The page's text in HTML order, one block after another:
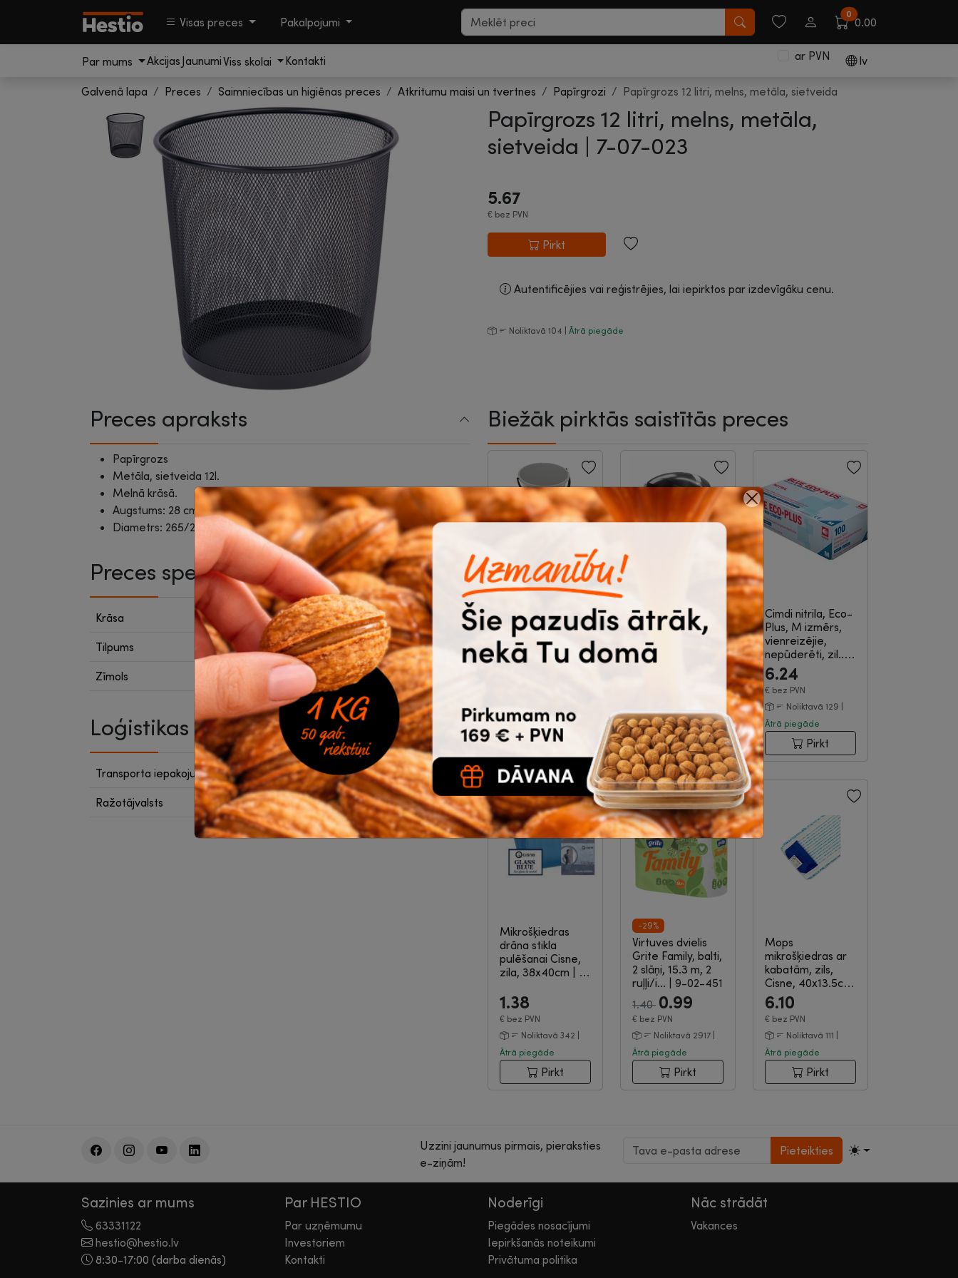
Visas preces Pakalpojumi
0
0.00
Par mums Akcijas JaunumiViss skolai Kontakti ar PVN lv
Galvenā lapa Preces Saimniecības un higiēnas preces Atkritumu maisi un tvertnes Papīrgrozi Papīrgrozs 12 litri, melns, metāla, sietveida
Papīrgrozs 12 litri, melns, metāla,
sietveida | 7-07-023
5.67
€ bez PVN
Pirkt
Autentificējies vai reģistrējies, lai iepirktos par izdevīgāku cenu.
Noliktavā 104 | Ātrā piegāde
Preces apraksts
Papīrgrozs
Metāla, sietveida 12l.
Melnā krāsā.
Augstums: 28 cm
Diametrs: 265/210 mm
Preces specifikācija
Krāsa Melna
Tilpums 12 L
Zīmols Q-Connect
Loģistikas dati
Transporta iepakojumā 12
Ražotājvalsts Ķīna
Biežāk pirktās saistītās preces
Spainis 10L,
plastmasas,
asorti, York
12-385
Ātrā piegāde
Pirkt
Tualetes papīra
turētājs Grite
Mini Centrefeed,
melns
piegāde
Pirkt
Cimdi nitrila, Eco-
Plus, M izmērs,
vienreizējie,
nepūderēti, zil...|
9-11-267
6.24
€ bez PVN
Noliktavā 129 |
Ātrā piegāde
Pirkt
Mikrošķiedras
drāna stikla
pulēšanai Cisne,
zila, 38x40cm
9-
1.38
€ bez PVN
Noliktavā 342 |
Ātrā piegāde
Pirkt
-29%
Virtuves dvielis
Grite Family, balti,
2 slāņi, 15.3 m, 2
ruļļi/i...
9-02-451
1.40 0.99
€ bez PVN
Noliktavā 2917 |
Ātrā piegāde
Pirkt
Mops
mikrošķiedras ar
kabatām, zils,
Cisne, 40x13.5cm
|9-12-832
6.10
€ bez PVN
Noliktavā 111 |
Ātrā piegāde
Pirkt
Uzzini jaunumus pirmais, pieraksties
e-ziņām!
Pieteikties
Sazinies ar mums
63331122
hestio@hestio.lv
8:30-17:00 (darba dienās)
Par HESTIO
Par uzņēmumu
Investoriem
Kontakti
Noderīgi
Piegādes nosacījumi
Iepirkšanās noteikumi
Privātuma politika
Nāc strādāt
Vakances